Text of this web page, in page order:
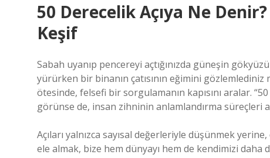
50 Derecelik Açıya Ne
Keşif
Sabah uyanıp pencereyi açtığınızda güneşin
yürürken bir binanın çatısının eğimini
ötesinde, felsefi bir sorgulamanın kapısını aralar.
görünse de, insan zihninin anlamlandırma süreçleri
Açıları yalnızca sayısal değerleriyle düşünmek
ele almak, bize hem dünyayı hem de kendimizi